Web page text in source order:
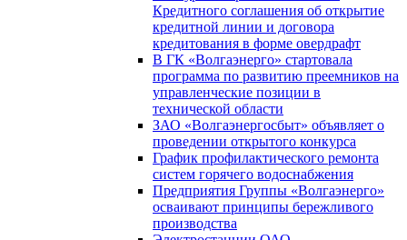
Кредитного соглашения об открытие
кредитной линии и договора
кредитования в форме овердрафт
В ГК «Волгаэнерго» стартовала
программа по развитию преемников на
управленческие позиции в
технической области
ЗАО «Волгаэнергосбыт» объявляет о
проведении открытого конкурса
График профилактического ремонта
систем горячего водоснабжения
Предприятия Группы «Волгаэнерго»
осваивают принципы бережливого
производства